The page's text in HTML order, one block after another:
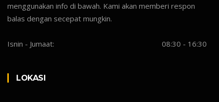
menggunakan info di bawah. Kami akan memberi respon
balas dengan secepat mungkin.
Isnin - Jumaat: 08:30 - 16:30
LOKASI